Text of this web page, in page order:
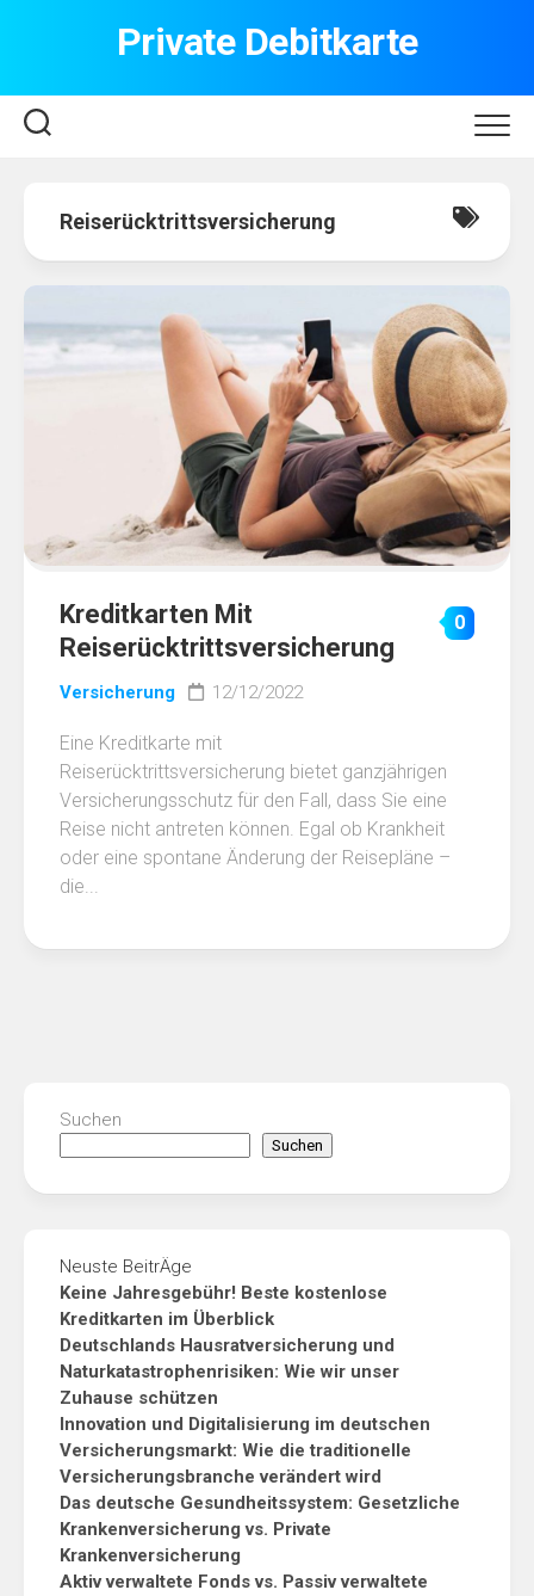
Private Debitkarte
Reiserücktrittsversicherung
Kreditkarten Mit
Reiserücktrittsversicherung
0
Versicherung 12/12/2022
Eine Kreditkarte mit
Reiserücktrittsversicherung bietet ganzjährigen
Versicherungsschutz für den Fall, dass Sie eine
Reise nicht antreten können. Egal ob Krankheit
oder eine spontane Änderung der Reisepläne –
die...
Suchen
Suchen
Neuste BeitrÄge
Keine Jahresgebühr! Beste kostenlose
Kreditkarten im Überblick
Deutschlands Hausratversicherung und
Naturkatastrophenrisiken: Wie wir unser
Zuhause schützen
Innovation und Digitalisierung im deutschen
Versicherungsmarkt: Wie die traditionelle
Versicherungsbranche verändert wird
Das deutsche Gesundheitssystem: Gesetzliche
Krankenversicherung vs. Private
Krankenversicherung
Aktiv verwaltete Fonds vs. Passiv verwaltete